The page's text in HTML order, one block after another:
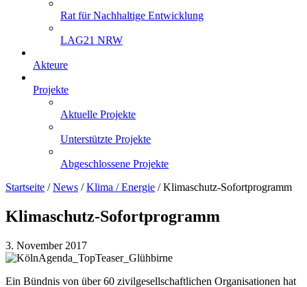
Rat für Nachhaltige Entwicklung
LAG21 NRW
Akteure
Projekte
Aktuelle Projekte
Unterstützte Projekte
Abgeschlossene Projekte
Startseite /News /Klima / Energie /Klimaschutz-Sofortprogramm
Klimaschutz-Sofortprogramm
3. November 2017
Ein Bündnis von über 60 zivilgesellschaftlichen Organisationen hat